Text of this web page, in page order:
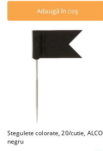
Stegulete colorate, 20/cutie, ALCO
negru